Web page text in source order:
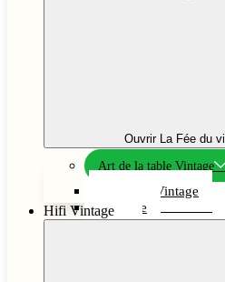
Ouvrir La Fée du
Art de la table Vintage
Vaisselle Vintage
Verrerie
Vase
Hifi Vintage